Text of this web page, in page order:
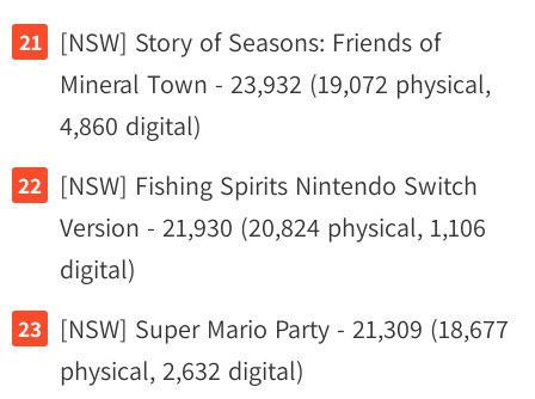
[NSW] Story of Seasons: Friends of
Mineral Town - 23,932 (19,072 physical,
4,860 digital)
[NSW] Fishing Spirits Nintendo Switch
Version - 21,930 (20,824 physical, 1,106
digital)
[NSW] Super Mario Party - 21,309 (18,677
physical, 2,632 digital)